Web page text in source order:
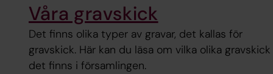
Våra gravskick
Det finns olika typer av gravar, det kallas för
gravskick. Här kan du läsa om vilka olika gravskick
det finns i församlingen.